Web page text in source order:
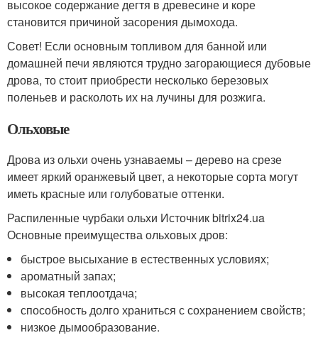
высокое содержание дегтя в древесине и коре
становится причиной засорения дымохода.
Совет! Если основным топливом для банной или
домашней печи являются трудно загорающиеся дубовые
дрова, то стоит приобрести несколько березовых
поленьев и расколоть их на лучины для розжига.
Ольховые
Дрова из ольхи очень узнаваемы – дерево на срезе
имеет яркий оранжевый цвет, а некоторые сорта могут
иметь красные или голубоватые оттенки.
Распиленные чурбаки ольхи Источник bitrix24.ua
Основные преимущества ольховых дров:
быстрое высыхание в естественных условиях;
ароматный запах;
высокая теплоотдача;
способность долго храниться с сохранением свойств;
низкое дымообразование.